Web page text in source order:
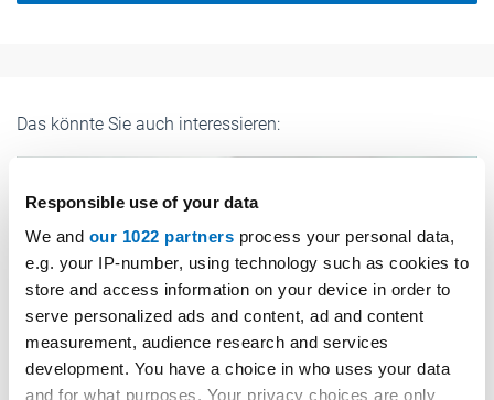
Responsible use of your data
We and our 1022 partners process your personal data,
e.g. your IP-number, using technology such as cookies to
store and access information on your device in order to
serve personalized ads and content, ad and content
measurement, audience research and services
development. You have a choice in who uses your data
and for what purposes. Your privacy choices are only
Das könnte Sie auch interessieren: